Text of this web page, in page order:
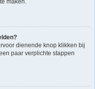
maken.
dienende knop klikken bij
paar verplichte stappen